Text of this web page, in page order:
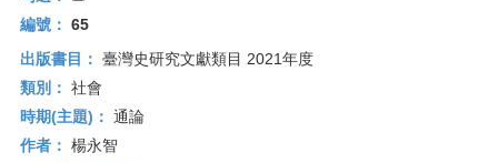
編號： 65
出版書目： 臺灣史研究文獻類目 2021年度
類別： 社會
時期(主題)： 通論
作者： 楊永智